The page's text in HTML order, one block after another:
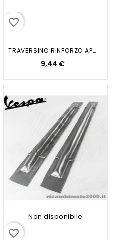
favorite_border
TRAVERSINO RINFORZO APE TM TM...
9,44 €
Non disponibile
favorite_border